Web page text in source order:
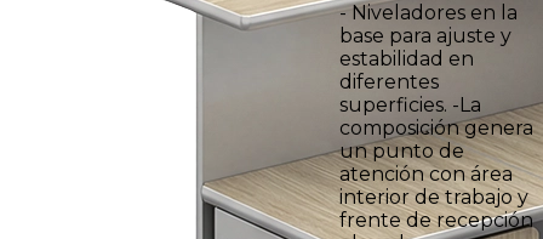
- Niveladores en la
base para ajuste y
estabilidad en
diferentes
superficies. -La
composición genera
un punto de
atención con área
interior de trabajo y
frente de recepción